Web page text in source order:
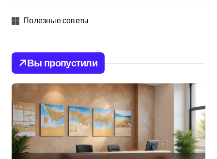
Полезные советы
Вы пропустили